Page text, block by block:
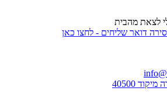
לצאת מהבית
דואר שליחים - לחצו כאן